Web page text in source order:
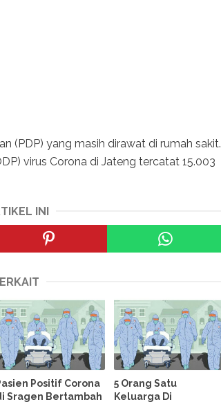
(PDP) yang masih dirawat di rumah sakit.
virus Corona di Jateng tercatat 15.003
INI
Positif Corona
Sragen Bertambah
5 Orang Satu
Keluarga Di